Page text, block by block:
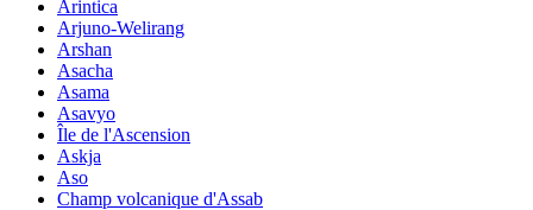
Arintica
Arjuno-Welirang
Arshan
Asacha
Asama
Asavyo
Île de l'Ascension
Askja
Aso
Champ volcanique d'Assab